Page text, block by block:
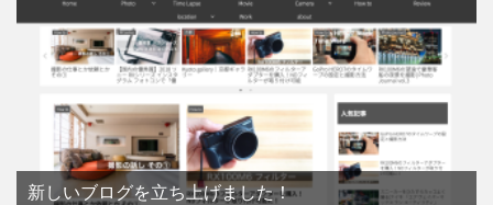
新しいブログを立ち上げました！